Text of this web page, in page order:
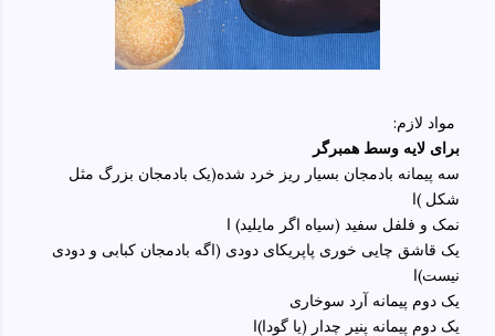
برای لایه وسط همبرگر
سه پیمانه بادمجان بسیار ریز خرد شده(یک بادمجان بزرگ مثل
شکل )ا
نمک و فلفل سفید (سیاه اگر مایلید) ا
یک قاشق چایی خوری پاپریکای دودی (اگه بادمجان کبابی و دودی
نیست)ا
یک دوم پیمانه آرد سوخاری
یک دوم پیمانه پنیر چدار (یا گودا)ا